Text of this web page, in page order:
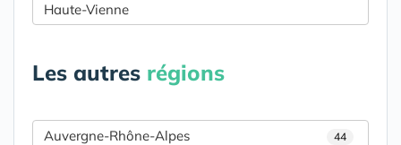
Haute-Vienne
Les autres régions
Auvergne-Rhône-Alpes 44